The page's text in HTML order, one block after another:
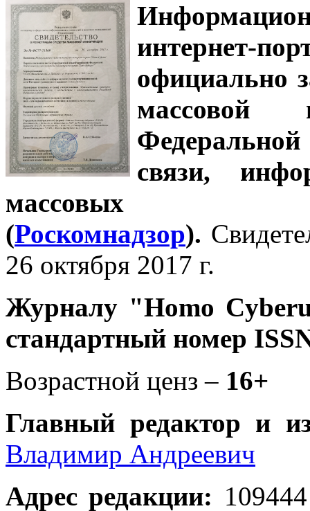
интернет-
официально
связи,
массовых
(Роскомнадзор).
26 октября 2017 г.
Журналу "Homo
стандартный номер
Возрастной ценз – 16+
Главный редактор и
Владимир Андреевич
Адрес редакции: